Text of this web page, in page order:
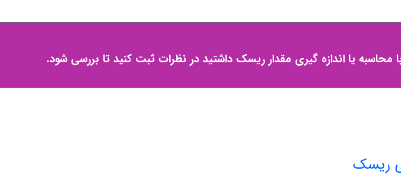
محاسبه یا اندازه گیری مقدار ریسک داشتید در نظرات ثبت کنید تا بررسی شود.
ریسک